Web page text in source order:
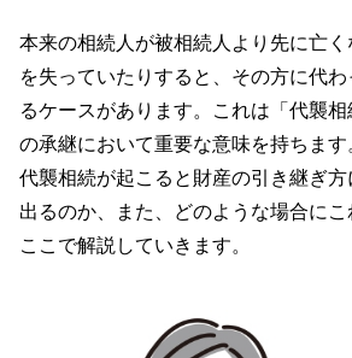
本来の相続人が被相続人より先に亡
を失っていたりすると、その方に代
るケースがあります。これは「代襲
の承継において重要な意味を持ちます
代襲相続が起こると財産の引き継ぎ
出るのか、また、どのような場合にこ
ここで解説していきます。